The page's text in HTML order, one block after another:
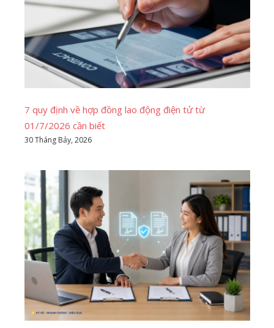
7 quy định về hợp đồng lao động điện tử từ
01/7/2026 cần biết
30 Tháng Bảy, 2026